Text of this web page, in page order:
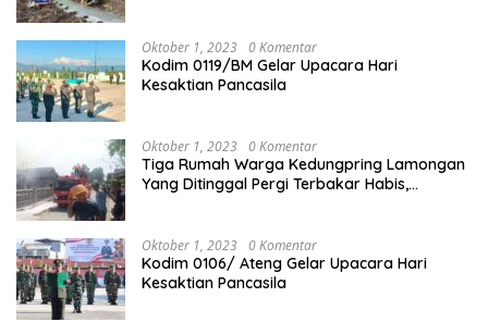
Oktober 1, 2023 0 Komentar
Kodim 0119/BM Gelar Upacara Hari
Kesaktian Pancasila
Oktober 1, 2023 0 Komentar
Tiga Rumah Warga Kedungpring Lamongan
Yang Ditinggal Pergi Terbakar Habis,
Oktober 1, 2023 0 Komentar
Kodim 0106/ Ateng Gelar Upacara Hari
Kesaktian Pancasila